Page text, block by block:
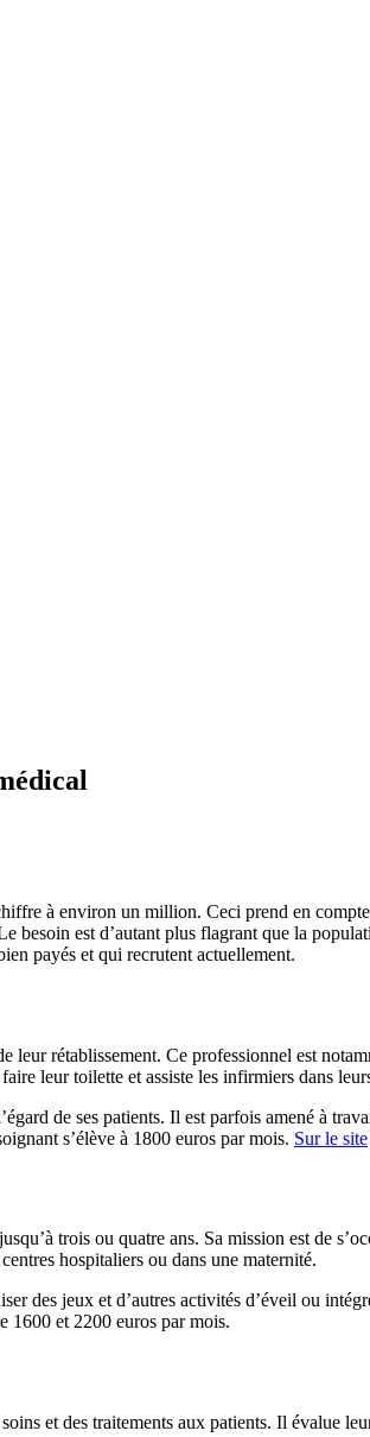
à environ un million. Ceci prend en
besoin est d’autant plus flagrant que la
payés et qui recrutent actuellement.
leur rétablissement. Ce professionnel est
leur toilette et assiste les infirmiers dans
de ses patients. Il est parfois amené à
s’élève à 1800 euros par mois. Sur le site
trois ou quatre ans. Sa mission est de
hospitaliers ou dans une maternité.
des jeux et d’autres activités d’éveil ou
1600 et 2200 euros par mois.
et des traitements aux patients. Il évalue